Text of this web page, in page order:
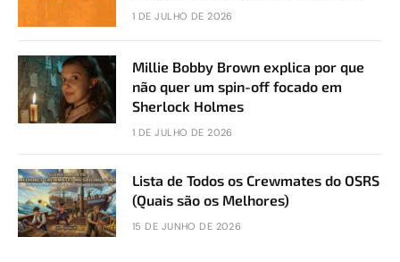
1 DE JULHO DE 2026
Millie Bobby Brown explica por que
não quer um spin-off focado em
Sherlock Holmes
1 DE JULHO DE 2026
Lista de Todos os Crewmates do OSRS
(Quais são os Melhores)
15 DE JUNHO DE 2026